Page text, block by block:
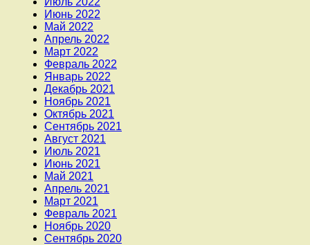
Июнь 2022
Май 2022
Апрель 2022
Март 2022
Февраль 2022
Январь 2022
Декабрь 2021
Ноябрь 2021
Октябрь 2021
Сентябрь 2021
Август 2021
Июль 2021
Июнь 2021
Май 2021
Апрель 2021
Март 2021
Февраль 2021
Ноябрь 2020
Сентябрь 2020